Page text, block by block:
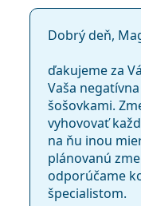
Dobrý deň,
ďakujeme za
Vaša
šošovkami.
vyhovovať
na ňu inou
plánovanú
odporúčame
špecialistom.